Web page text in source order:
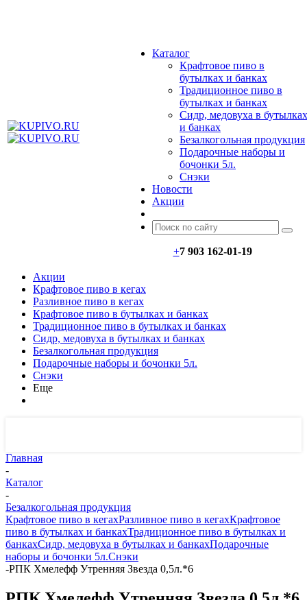
Каталог
Крафтовое пиво в
бутылках и банках
Традиционное пиво в
бутылках и банках
Сидр, медовуха в бутылках
и банках
Безалкогольная продукция
Подарочные наборы и
бочонки 5л.
Снэки
Новости
Акции
+7 903 162-01-19
Акции
Крафтовое пиво в кегах
Разливное пиво в кегах
Крафтовое пиво в бутылках и банках
Традиционное пиво в бутылках и банках
Сидр, медовуха в бутылках и банках
Безалкогольная продукция
Подарочные наборы и бочонки 5л.
Снэки
Еще
Главная
-
Каталог
-
Безалкогольная продукция
Крафтовое пиво в кегахРазливное пиво в кегахКрафтовое
пиво в бутылках и банкахТрадиционное пиво в бутылках и
банкахСидр, медовуха в бутылках и банкахПодарочные
наборы и бочонки 5л.Снэки
-РПК Хмелефф Утренняя Звезда 0,5л.*6